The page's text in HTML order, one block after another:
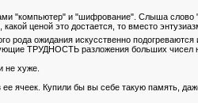
"компьютер" и "шифрование". Слыша слово
ценой это достается, то вместо
рода ожидания искусственно подогреваются
ТРУДНОСТЬ разложения больших чисел
не хуже.
ячеек. Купили бы вы себе такую память,